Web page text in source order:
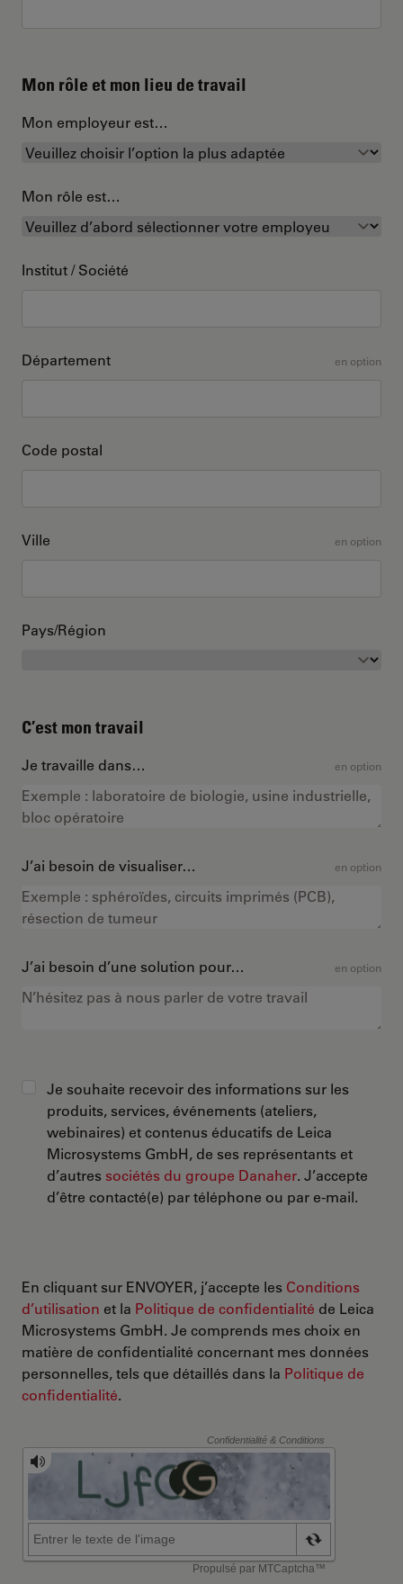
Mon rôle et mon lieu de travail
Mon employeur est…
Mon rôle est…
Institut / Société
Département en option
Code postal
Ville en option
Pays/Région
C’est mon travail
Je travaille dans… en option
J’ai besoin de visualiser… en option
J’ai besoin d’une solution pour… en option
Je souhaite recevoir des informations sur les
produits, services, événements (ateliers,
webinaires) et contenus éducatifs de Leica
Microsystems GmbH, de ses représentants et
d’autres sociétés du groupe Danaher. J’accepte
d’être contacté(e) par téléphone ou par e-mail.
En cliquant sur ENVOYER, j’accepte les Conditions
d’utilisation et la Politique de confidentialité de Leica
Microsystems GmbH. Je comprends mes choix en
matière de confidentialité concernant mes données
personnelles, tels que détaillés dans la Politique de
confidentialité.